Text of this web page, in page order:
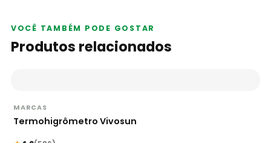
VOCÊ TAMBÉM PODE GOSTAR
Produtos relacionados
MARCAS
Termohigrômetro Vivosun